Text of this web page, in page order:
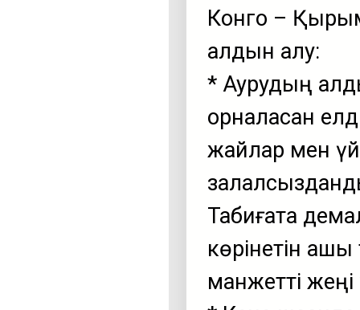
Конго –
алдын алу:
* Аурудың
орналасқан
жайлар мен
Табиғатқа
көрінетін ашық
манжетті